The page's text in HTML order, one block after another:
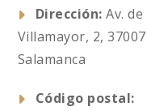
Dirección: Av. de
Villamayor, 2, 37007
Salamanca
Código postal: